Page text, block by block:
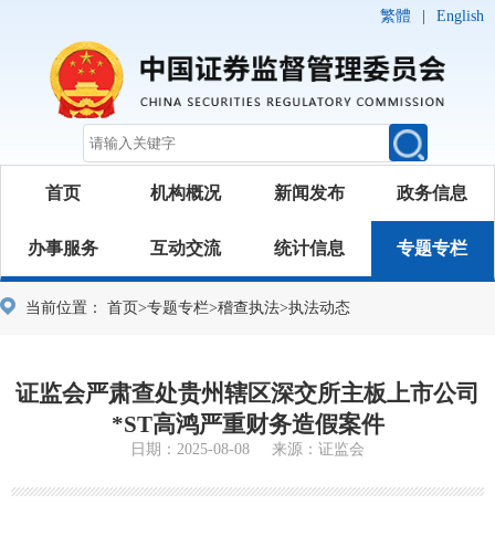
繁體 English
首页 机构概况 新闻发布 政务信息
办事服务 互动交流 统计信息 专题专栏
当前位置： 首页>专题专栏>稽查执法>执法动态
证监会严肃查处贵州辖区深交所主板上市公司
*ST高鸿严重财务造假案件
日期：2025-08-08 来源：证监会